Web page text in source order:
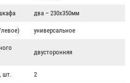
два – 230х350мм
универсальное
двусторонняя
шт. 2